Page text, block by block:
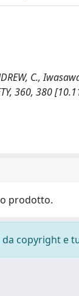
C.,
360, 380
prodotto.
copyright e